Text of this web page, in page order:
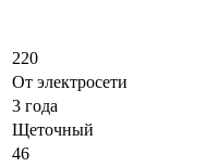
220
От электросети
3 года
Щеточный
46